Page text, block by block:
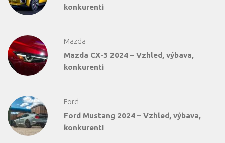
konkurenti
Mazda
Mazda CX-3 2024 – Vzhled, výbava,
konkurenti
Ford
Ford Mustang 2024 – Vzhled, výbava,
konkurenti